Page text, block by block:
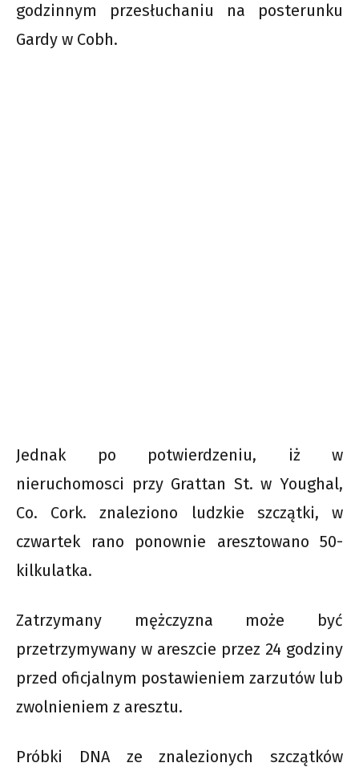
godzinnym przesłuchaniu na posterunku
Gardy w Cobh.
Jednak po potwierdzeniu, iż w
nieruchomosci przy Grattan St. w Youghal,
Co. Cork. znaleziono ludzkie szczątki, w
czwartek rano ponownie aresztowano 50-
kilkulatka.
Zatrzymany mężczyzna może być
przetrzymywany w areszcie przez 24 godziny
przed oficjalnym postawieniem zarzutów lub
zwolnieniem z aresztu.
Próbki DNA ze znalezionych szczątków